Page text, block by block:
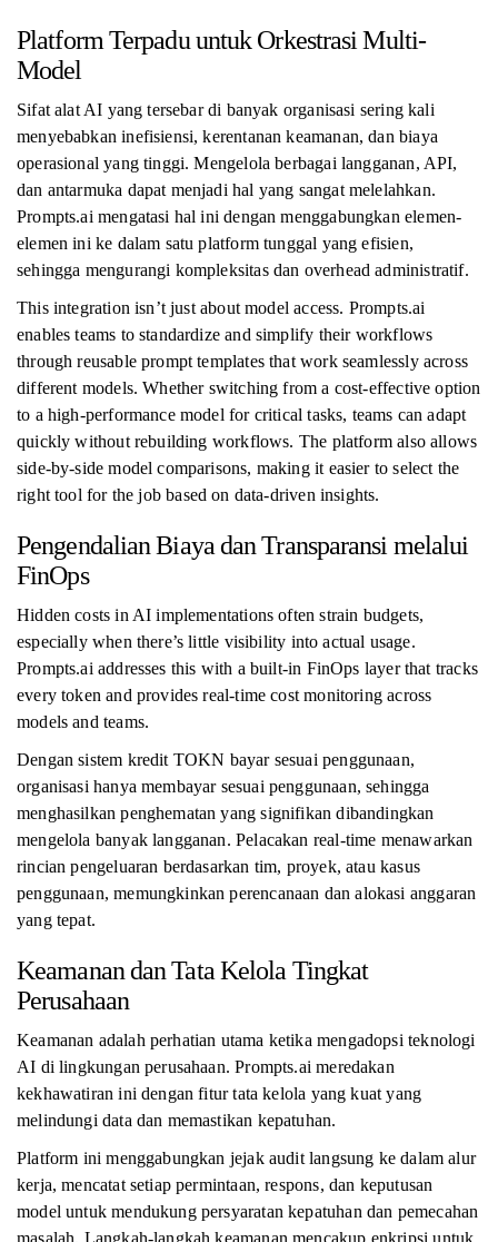
Platform Terpadu untuk Orkestrasi Multi-
Model
Sifat alat AI yang tersebar di banyak organisasi sering kali
menyebabkan inefisiensi, kerentanan keamanan, dan biaya
operasional yang tinggi. Mengelola berbagai langganan, API,
dan antarmuka dapat menjadi hal yang sangat melelahkan.
Prompts.ai mengatasi hal ini dengan menggabungkan elemen-
elemen ini ke dalam satu platform tunggal yang efisien,
sehingga mengurangi kompleksitas dan overhead administratif.
This integration isn’t just about model access. Prompts.ai
enables teams to standardize and simplify their workflows
through reusable prompt templates that work seamlessly across
different models. Whether switching from a cost-effective option
to a high-performance model for critical tasks, teams can adapt
quickly without rebuilding workflows. The platform also allows
side-by-side model comparisons, making it easier to select the
right tool for the job based on data-driven insights.
Pengendalian Biaya dan Transparansi melalui
FinOps
Hidden costs in AI implementations often strain budgets,
especially when there’s little visibility into actual usage.
Prompts.ai addresses this with a built-in FinOps layer that tracks
every token and provides real-time cost monitoring across
models and teams.
Dengan sistem kredit TOKN bayar sesuai penggunaan,
organisasi hanya membayar sesuai penggunaan, sehingga
menghasilkan penghematan yang signifikan dibandingkan
mengelola banyak langganan. Pelacakan real-time menawarkan
rincian pengeluaran berdasarkan tim, proyek, atau kasus
penggunaan, memungkinkan perencanaan dan alokasi anggaran
yang tepat.
Keamanan dan Tata Kelola Tingkat
Perusahaan
Keamanan adalah perhatian utama ketika mengadopsi teknologi
AI di lingkungan perusahaan. Prompts.ai meredakan
kekhawatiran ini dengan fitur tata kelola yang kuat yang
melindungi data dan memastikan kepatuhan.
Platform ini menggabungkan jejak audit langsung ke dalam alur
kerja, mencatat setiap permintaan, respons, dan keputusan
model untuk mendukung persyaratan kepatuhan dan pemecahan
masalah. Langkah-langkah keamanan mencakup enkripsi untuk